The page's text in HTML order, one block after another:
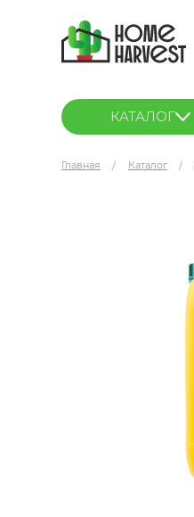
КАТАЛОГ
Главная Каталог